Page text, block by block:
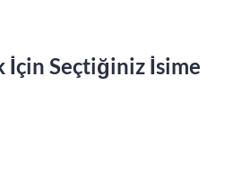
İçin Seçtiğiniz İsime